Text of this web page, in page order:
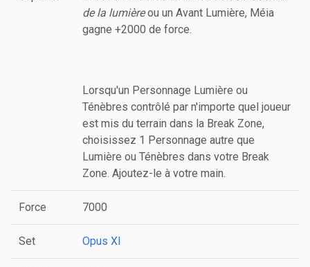
de la lumièreou un Avant Lumière, Méia
gagne +2000 de force.
Lorsqu'un Personnage Lumière ou
Ténèbres contrôlé par n'importe quel joueur
est mis du terrain dans la Break Zone,
choisissez 1 Personnage autre que
Lumière ou Ténèbres dans votre Break
Zone. Ajoutez-le à votre main.
Force 7000
Set Opus XI